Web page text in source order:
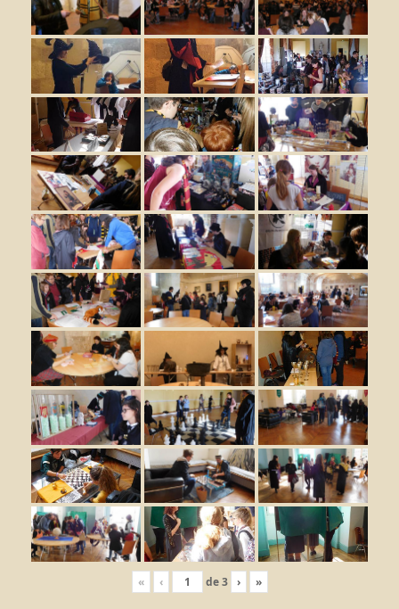
« ‹ de3 › »